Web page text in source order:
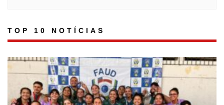
TOP 10 NOTÍCIAS